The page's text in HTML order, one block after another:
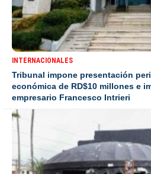
INTERNACIONALES
Tribunal impone presentación
económica de RD$10 millones e
empresario Francesco Intrieri